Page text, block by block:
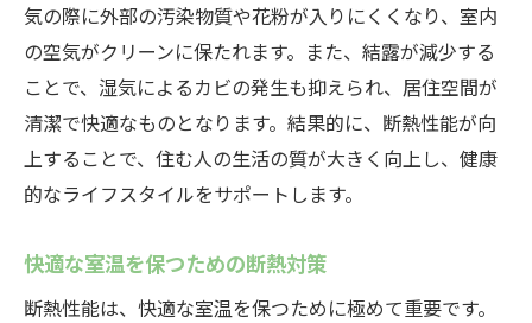
気の際に外部の汚染物質や花粉が入りにくくなり、室内
の空気がクリーンに保たれます。また、結露が減少する
ことで、湿気によるカビの発生も抑えられ、居住空間が
清潔で快適なものとなります。結果的に、断熱性能が向
上することで、住む人の生活の質が大きく向上し、健康
的なライフスタイルをサポートします。
快適な室温を保つための断熱対策
断熱性能は、快適な室温を保つために極めて重要です。